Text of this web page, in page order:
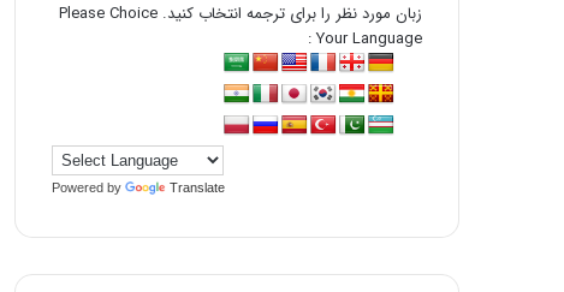
زبان مورد نظر را برای ترجمه انتخاب کنید. Please Choice
Your Language :
Powered by Translate